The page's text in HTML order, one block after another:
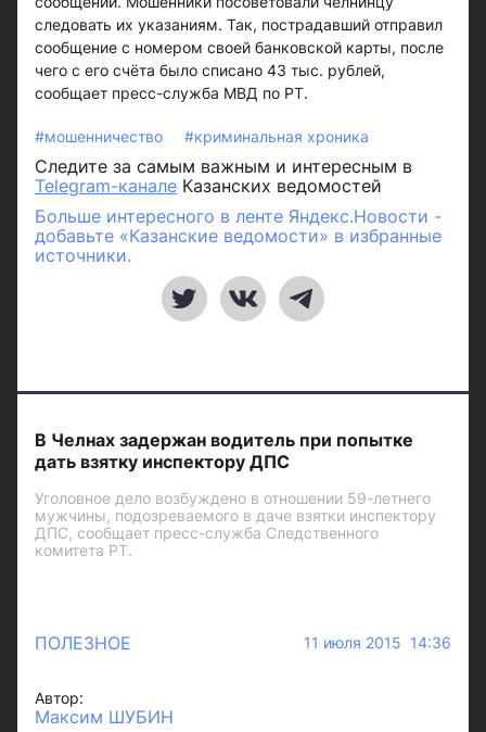
следовать их указаниям. Так, пострадавший отправил
сообщение с номером своей банковской карты, после
чего с его счёта было списано 43 тыс. рублей,
сообщает пресс-служба МВД по РТ.
#мошенничество #криминальная хроника
Следите за самым важным и интересным в
Telegram-канале Казанских ведомостей
Больше интересного в ленте Яндекс.Новости -
добавьте «Казанские ведомости» в избранные
источники.
В Челнах задержан водитель при попытке
дать взятку инспектору ДПС
Уголовное дело возбуждено в отношении 59-летнего
мужчины, подозреваемого в даче взятки инспектору
ДПС, сообщает пресс-служба Следственного
комитета РТ.
ПОЛЕЗНОЕ 11 июля 2015 14:36
Автор:
Максим ШУБИН